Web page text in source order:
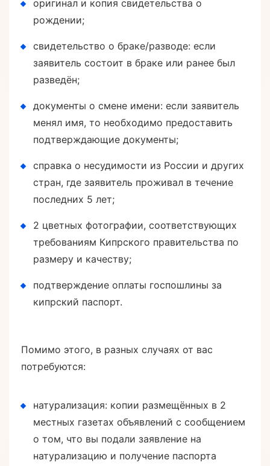
оригинал и копия свидетельства о
рождении;
свидетельство о браке/разводе: если
заявитель состоит в браке или ранее был
разведён;
документы о смене имени: если заявитель
менял имя, то необходимо предоставить
подтверждающие документы;
справка о несудимости из России и других
стран, где заявитель проживал в течение
последних 5 лет;
2 цветных фотографии, соответствующих
требованиям Кипрского правительства по
размеру и качеству;
подтверждение оплаты госпошлины за
кипрский паспорт.
Помимо этого, в разных случаях от вас
потребуются:
натурализация: копии размещённых в 2
местных газетах объявлений с сообщением
о том, что вы подали заявление на
натурализацию и получение паспорта